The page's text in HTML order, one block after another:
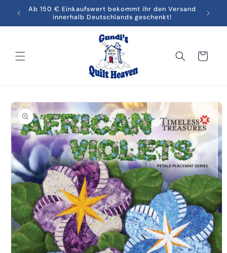
zumAb 150 € Einkaufswert bekommt ihr den Versand
innerhalb Deutschlands geschenkt!
Warenkorb